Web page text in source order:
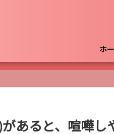
ホ
あると、喧嘩し